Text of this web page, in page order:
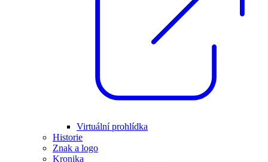
Virtuální prohlídka
Historie
Znak a logo
Kronika